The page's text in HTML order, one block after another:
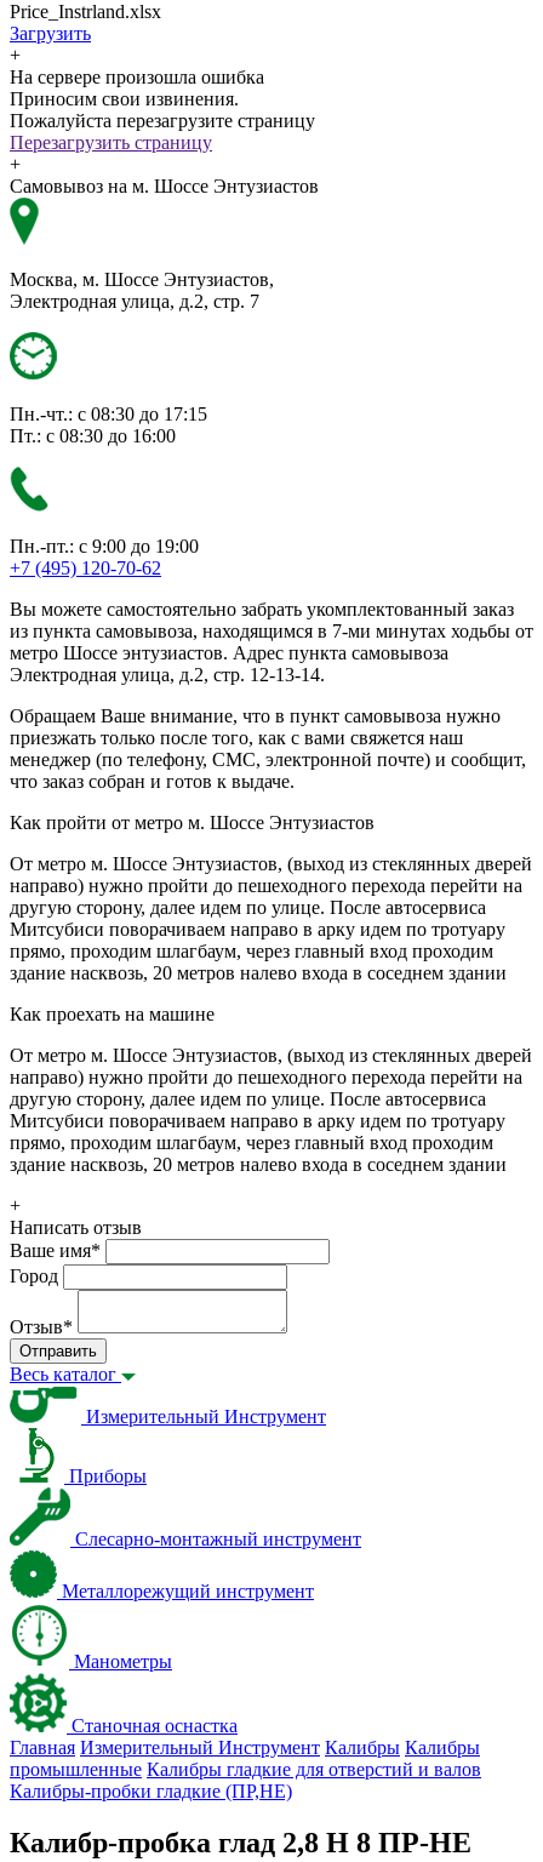
Price_Instrland.xlsx
Загрузить
+
На сервере произошла ошибка
Приносим свои извинения.
Пожалуйста перезагрузите страницу
Перезагрузить страницу
+
Самовывоз на м. Шоссе Энтузиастов
Москва, м. Шоссе Энтузиастов,
Электродная улица, д.2, стр. 7
Пн.-чт.: с 08:30 до 17:15
Пт.: с 08:30 до 16:00
Пн.-пт.: с 9:00 до 19:00
+7 (495) 120-70-62
Вы можете самостоятельно забрать укомплектованный заказ
из пункта самовывоза, находящимся в 7-ми минутах ходьбы от
метро Шоссе энтузиастов. Адрес пункта самовывоза
Электродная улица, д.2, стр. 12-13-14.
Обращаем Ваше внимание, что в пункт самовывоза нужно
приезжать только после того, как с вами свяжется наш
менеджер (по телефону, СМС, электронной почте) и сообщит,
что заказ собран и готов к выдаче.
Как пройти от метро м. Шоссе Энтузиастов
От метро м. Шоссе Энтузиастов, (выход из стеклянных дверей
направо) нужно пройти до пешеходного перехода перейти на
другую сторону, далее идем по улице. После автосервиса
Митсубиси поворачиваем направо в арку идем по тротуару
прямо, проходим шлагбаум, через главный вход проходим
здание насквозь, 20 метров налево входа в соседнем здании
Как проехать на машине
От метро м. Шоссе Энтузиастов, (выход из стеклянных дверей
направо) нужно пройти до пешеходного перехода перейти на
другую сторону, далее идем по улице. После автосервиса
Митсубиси поворачиваем направо в арку идем по тротуару
прямо, проходим шлагбаум, через главный вход проходим
здание насквозь, 20 метров налево входа в соседнем здании
+
Написать отзыв
Ваше имя*
Город
Отзыв*
Отправить
Весь каталог
Измерительный Инструмент
Приборы
Слесарно-монтажный инструмент
Металлорежущий инструмент
Манометры
Станочная оснастка
Главная Измерительный Инструмент Калибры Калибры
промышленные Калибры гладкие для отверстий и валов
Калибры-пробки гладкие (ПР,НЕ)
Калибр-пробка глад 2,8 H 8 ПР-НЕ